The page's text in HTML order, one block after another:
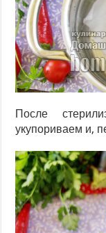
После
укупориваем и,